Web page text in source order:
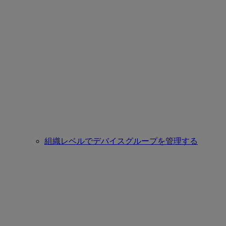
組織レベルでデバイスグループを管理する